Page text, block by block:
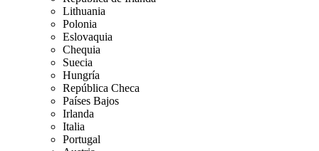
Lithuania
Polonia
Eslovaquia
Chequia
Suecia
Hungría
República Checa
Países Bajos
Irlanda
Italia
Portugal